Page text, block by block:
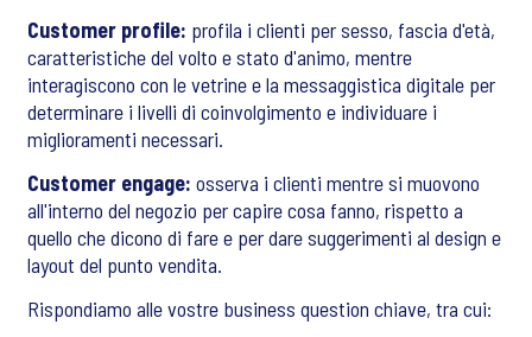
Customer profile: profila i clienti per sesso, fascia d'età,
caratteristiche del volto e stato d'animo, mentre
interagiscono con le vetrine e la messaggistica digitale per
determinare i livelli di coinvolgimento e individuare i
miglioramenti necessari.
Customer engage: osserva i clienti mentre si muovono
all'interno del negozio per capire cosa fanno, rispetto a
quello che dicono di fare e per dare suggerimenti al design e
layout del punto vendita.
Rispondiamo alle vostre business question chiave, tra cui: